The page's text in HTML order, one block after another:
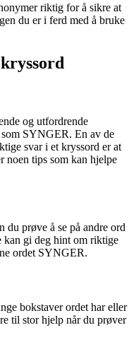
riktig for å sikre at
du er i ferd med å bruke
og utfordrende
som SYNGER. En av de
svar i et kryssord er at
noen tips som kan hjelpe
du prøve å se på andre ord
kan gi deg hint om riktige
ordet SYNGER.
bokstaver ordet har eller
til stor hjelp når du prøver